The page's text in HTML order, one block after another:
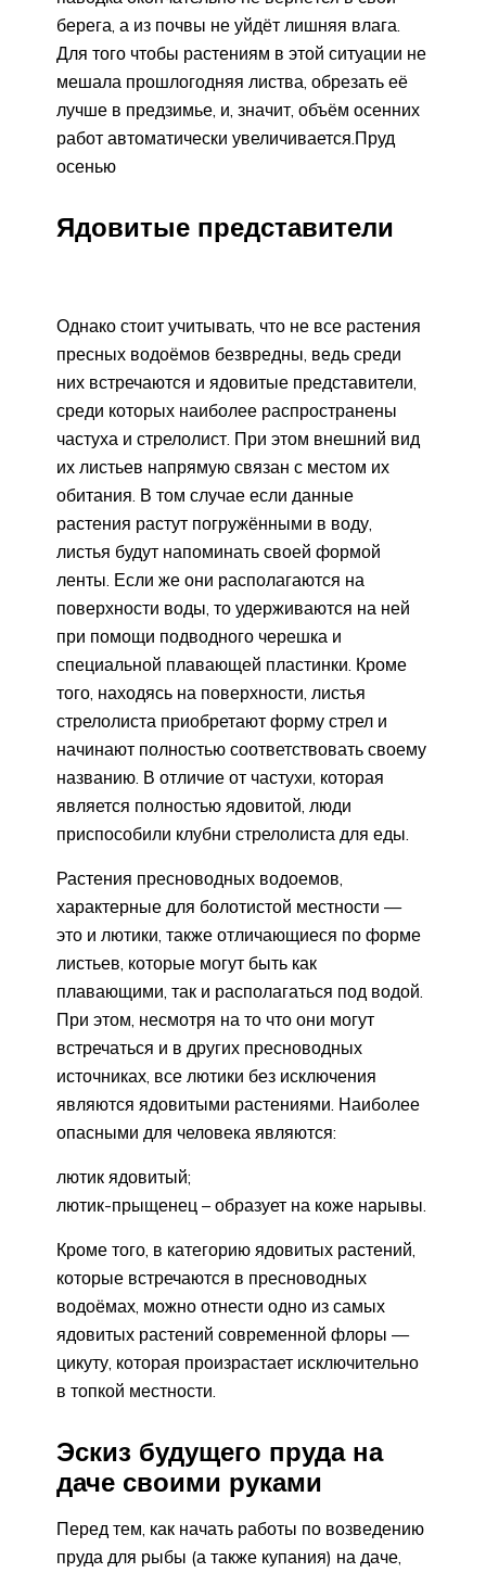
берега, а из почвы не уйдёт лишняя влага.
Для того чтобы растениям в этой ситуации не
мешала прошлогодняя листва, обрезать её
лучше в предзимье, и, значит, объём осенних
работ автоматически увеличивается.Пруд
осенью
Ядовитые представители
Однако стоит учитывать, что не все растения
пресных водоёмов безвредны, ведь среди
них встречаются и ядовитые представители,
среди которых наиболее распространены
частуха и стрелолист. При этом внешний вид
их листьев напрямую связан с местом их
обитания. В том случае если данные
растения растут погружёнными в воду,
листья будут напоминать своей формой
ленты. Если же они располагаются на
поверхности воды, то удерживаются на ней
при помощи подводного черешка и
специальной плавающей пластинки. Кроме
того, находясь на поверхности, листья
стрелолиста приобретают форму стрел и
начинают полностью соответствовать своему
названию. В отличие от частухи, которая
является полностью ядовитой, люди
приспособили клубни стрелолиста для еды.
Растения пресноводных водоемов,
характерные для болотистой местности —
это и лютики, также отличающиеся по форме
листьев, которые могут быть как
плавающими, так и располагаться под водой.
При этом, несмотря на то что они могут
встречаться и в других пресноводных
источниках, все лютики без исключения
являются ядовитыми растениями. Наиболее
опасными для человека являются:
лютик ядовитый;
лютик-прыщенец – образует на коже нарывы.
Кроме того, в категорию ядовитых растений,
которые встречаются в пресноводных
водоёмах, можно отнести одно из самых
ядовитых растений современной флоры —
цикуту, которая произрастает исключительно
в топкой местности.
Эскиз будущего пруда на
даче своими руками
Перед тем, как начать работы по возведению
пруда для рыбы (а также купания) на даче,